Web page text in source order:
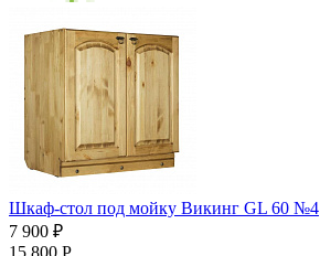
Шкаф-стол под мойку Викинг GL 60 №4
7 900 ₽
15 800 Р